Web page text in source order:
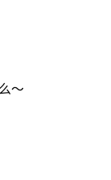
～